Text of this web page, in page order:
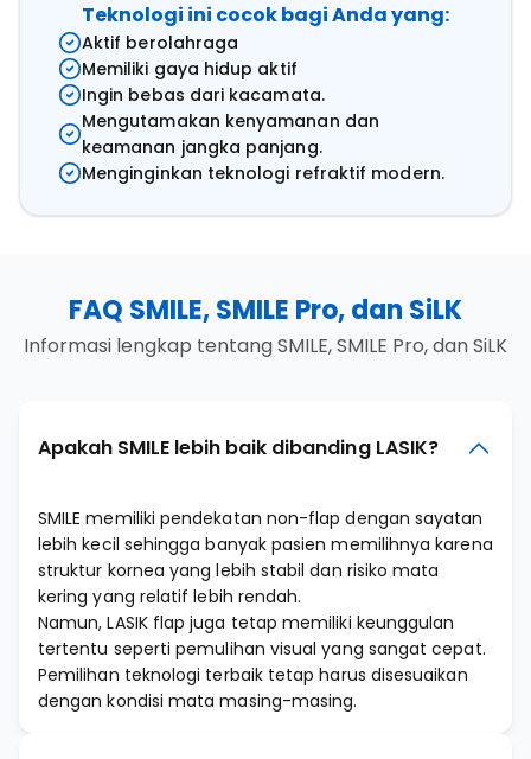
Teknologi ini cocok bagi Anda yang:
Aktif berolahraga
Memiliki gaya hidup aktif
Ingin bebas dari kacamata.
Mengutamakan kenyamanan dan
keamanan jangka panjang.
Menginginkan teknologi refraktif modern.
FAQ SMILE, SMILE Pro, dan SiLK
Informasi lengkap tentang SMILE, SMILE Pro, dan SiLK
Apakah SMILE lebih baik dibanding LASIK?
SMILE memiliki pendekatan non-flap dengan sayatan
lebih kecil sehingga banyak pasien memilihnya karena
struktur kornea yang lebih stabil dan risiko mata
kering yang relatif lebih rendah.
Namun, LASIK flap juga tetap memiliki keunggulan
tertentu seperti pemulihan visual yang sangat cepat.
Pemilihan teknologi terbaik tetap harus disesuaikan
dengan kondisi mata masing-masing.